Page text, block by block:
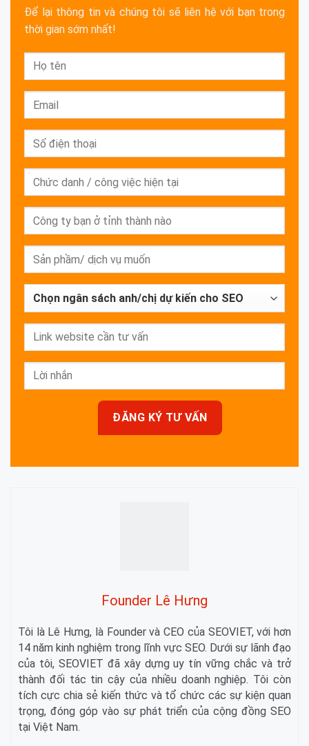
Để lại thông tin và chúng tôi sẽ liên hệ với bạn trong
thời gian sớm nhất!
ĐĂNG KÝ TƯ VẤN
Founder Lê Hưng
Tôi là Lê Hưng, là Founder và CEO của SEOVIET, với hơn
14 năm kinh nghiệm trong lĩnh vực SEO. Dưới sự lãnh đạo
của tôi, SEOVIET đã xây dựng uy tín vững chắc và trở
thành đối tác tin cậy của nhiều doanh nghiệp. Tôi còn
tích cực chia sẻ kiến thức và tổ chức các sự kiện quan
trọng, đóng góp vào sự phát triển của cộng đồng SEO
tại Việt Nam.